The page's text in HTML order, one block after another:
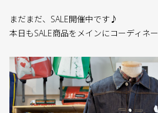
まだまだ、SALE開催中です♪
本日もSALE商品をメインにコーディネ